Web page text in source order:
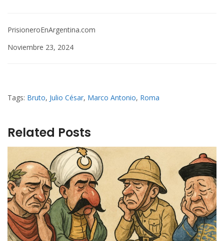
PrisioneroEnArgentina.com
Noviembre 23, 2024
Tags: Bruto, Julio César, Marco Antonio, Roma
Related Posts